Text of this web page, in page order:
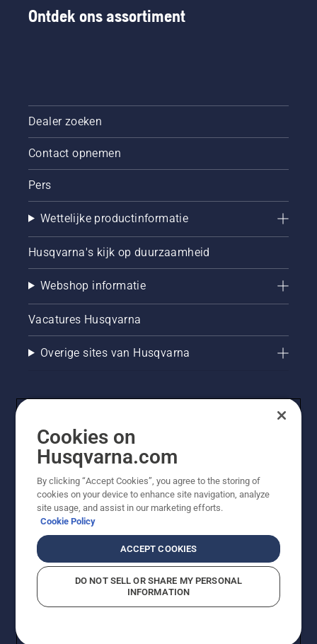
Ontdek ons assortiment
Dealer zoeken
Contact opnemen
Pers
Wettelijke productinformatie
Husqvarna's kijk op duurzaamheid
Webshop informatie
Vacatures Husqvarna
Overige sites van Husqvarna
© Husqvarna AB (publ). Alle rechten voorbehouden. De
getoonde prijzen zijn consumentenadviesprijzen. Alle
tenzij het product beschikbaar is voor directe aankoop.
Cookiebeleid
Imprint
Meld vermoedelijke schendingen
Cookies on
Husqvarna.com
By clicking “Accept Cookies”, you agree to the storing of
cookies on your device to enhance site navigation, analyze
site usage, and assist in our marketing efforts.
Cookie Policy
ACCEPT COOKIES
DO NOT SELL OR SHARE MY PERSONAL
INFORMATION